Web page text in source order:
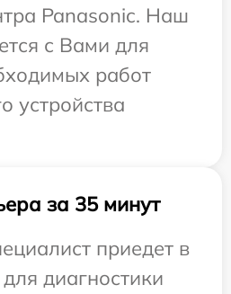
Panasonic. Наш
с Вами для
работ
устройства
за 35 минут
приедет в
диагностики